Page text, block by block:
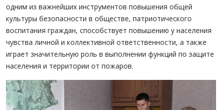
одним из важнейших инструментов повышения общей
культуры безопасности в обществе, патриотического
воспитания граждан, способствует повышению у населения
чувства личной и коллективной ответственности, а также
играет значительную роль в выполнении функций по защите
населения и территории от пожаров.